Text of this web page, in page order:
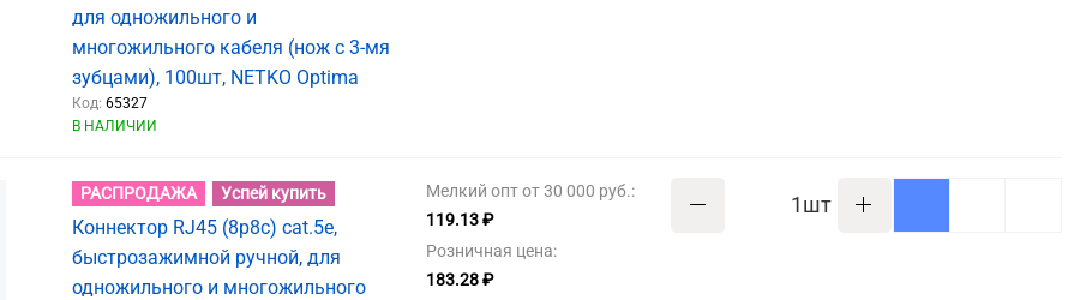
для одножильного и
многожильного кабеля (нож с 3-мя
зубцами), 100шт, NETKO Optima
Код: 65327
В НАЛИЧИИ
РАСПРОДАЖА Успей купить
Коннектор RJ45 (8p8c) cat.5e,
быстрозажимной ручной, для
одножильного и многожильного
Мелкий опт от 30 000 руб.:
119.13 ₽
Розничная цена:
183.28 ₽
шт